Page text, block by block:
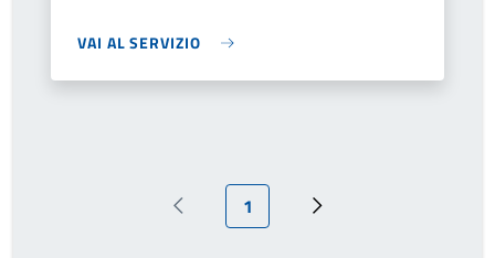
VAI AL SERVIZIO
Pagina precedente
Pagina attuale
1 Prossima pagina